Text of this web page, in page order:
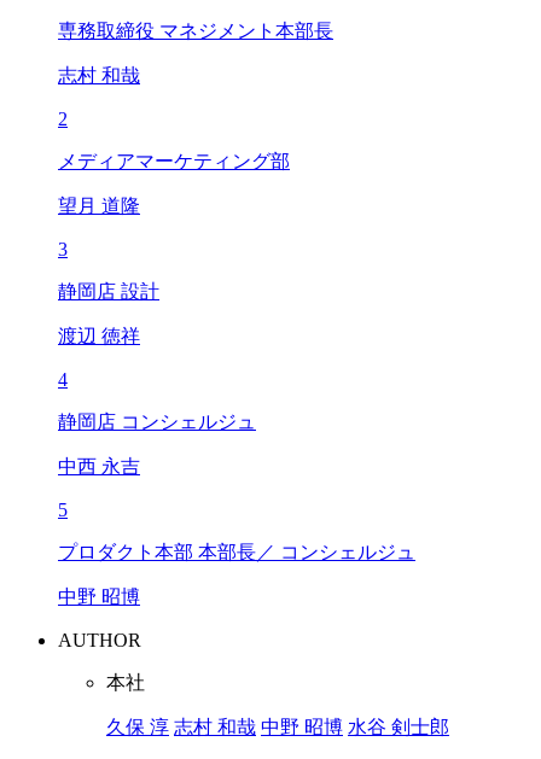
専務取締役 マネジメント本部長
志村 和哉
2
メディアマーケティング部
望月 道隆
3
静岡店 設計
渡辺 徳祥
4
静岡店 コンシェルジュ
中西 永吉
5
プロダクト本部 本部長／ コンシェルジュ
中野 昭博
AUTHOR
本社
久保 淳 志村 和哉 中野 昭博 水谷 剣士郎